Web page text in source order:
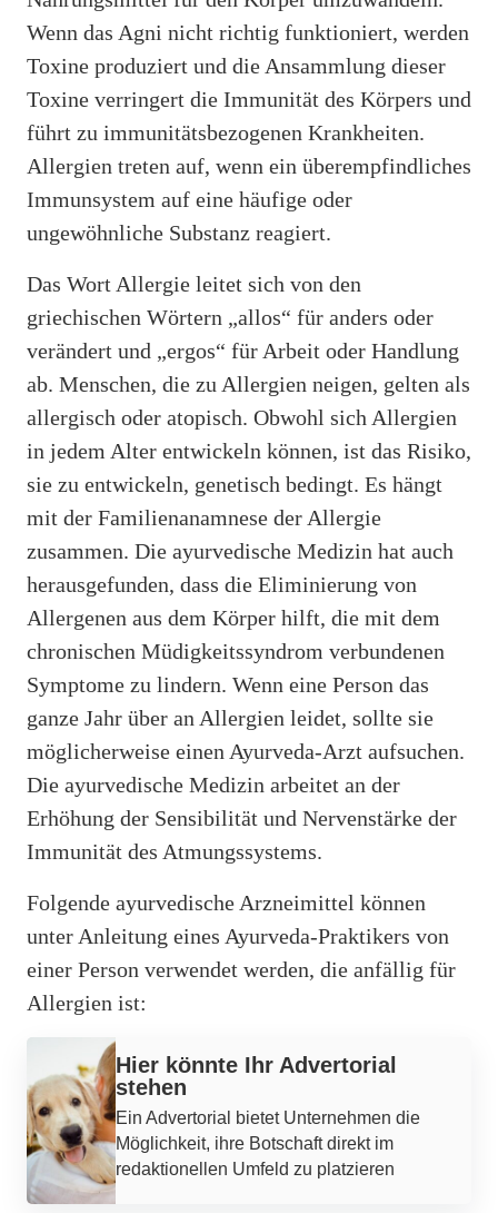
Wenn das Agni nicht richtig funktioniert, werden
Toxine produziert und die Ansammlung dieser
Toxine verringert die Immunität des Körpers und
führt zu immunitätsbezogenen Krankheiten.
Allergien treten auf, wenn ein überempfindliches
Immunsystem auf eine häufige oder
ungewöhnliche Substanz reagiert.
Das Wort Allergie leitet sich von den
griechischen Wörtern „allos“ für anders oder
verändert und „ergos“ für Arbeit oder Handlung
ab. Menschen, die zu Allergien neigen, gelten als
allergisch oder atopisch. Obwohl sich Allergien
in jedem Alter entwickeln können, ist das Risiko,
sie zu entwickeln, genetisch bedingt. Es hängt
mit der Familienanamnese der Allergie
zusammen. Die ayurvedische Medizin hat auch
herausgefunden, dass die Eliminierung von
Allergenen aus dem Körper hilft, die mit dem
chronischen Müdigkeitssyndrom verbundenen
Symptome zu lindern. Wenn eine Person das
ganze Jahr über an Allergien leidet, sollte sie
möglicherweise einen Ayurveda-Arzt aufsuchen.
Die ayurvedische Medizin arbeitet an der
Erhöhung der Sensibilität und Nervenstärke der
Immunität des Atmungssystems.
Folgende ayurvedische Arzneimittel können
unter Anleitung eines Ayurveda-Praktikers von
einer Person verwendet werden, die anfällig für
Allergien ist:
Hier könnte Ihr Advertorial
stehen
Ein Advertorial bietet Unternehmen die
Möglichkeit, ihre Botschaft direkt im
redaktionellen Umfeld zu platzieren